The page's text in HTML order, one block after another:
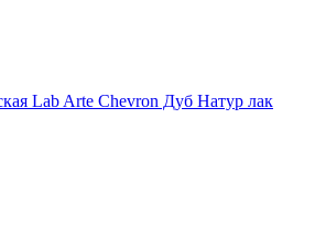
Lab Arte Chevron Дуб Натур лак